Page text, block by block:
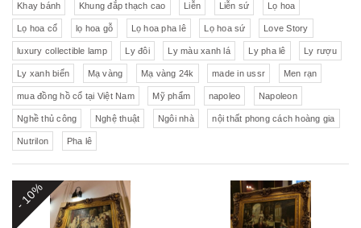
Khay bánh Khung đắp thạch cao Liễn Liễn sứ Lọ hoa
Lọ hoa cổ lọ hoa gỗ Lọ hoa pha lê Lọ hoa sứ Love Story
luxury collectible lamp Ly đôi Ly màu xanh lá Ly pha lê Ly rượu
Ly xanh biển Mạ vàng Mạ vàng 24k made in ussr Men rạn
mua đồng hồ cổ tại Việt Nam Mỹ phẩm napoleo Napoleon
Nghề thủ công Nghệ thuật Ngôi nhà nội thất phong cách hoàng gia
Nutrilon Pha lê
- 10%